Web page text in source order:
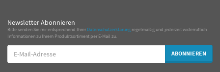
Newsletter Abonnieren
Bitte senden Sie mir entsprechend IhrerDatenschutzerklärung regelmäßig und jederzeit widerruflich
Informationen zu Ihrem Produktsortiment per E-Mail zu.
E-
Mail-
Adresse
ABONNIEREN